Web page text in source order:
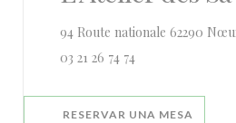
94 Route nationale 62290
03 21 26 74 74
RESERVAR UNA MESA